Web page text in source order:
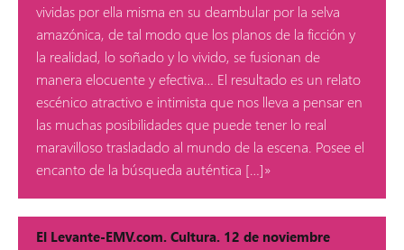
vividas por ella misma en su deambular por la selva
amazónica, de tal modo que los planos de la ficción y
la realidad, lo soñado y lo vivido, se fusionan de
manera elocuente y efectiva… El resultado es un relato
escénico atractivo e intimista que nos lleva a pensar en
las muchas posibilidades que puede tener lo real
maravilloso trasladado al mundo de la escena. Posee el
encanto de la búsqueda auténtica […]»
El Levante-EMV.com. Cultura. 12 de noviembre